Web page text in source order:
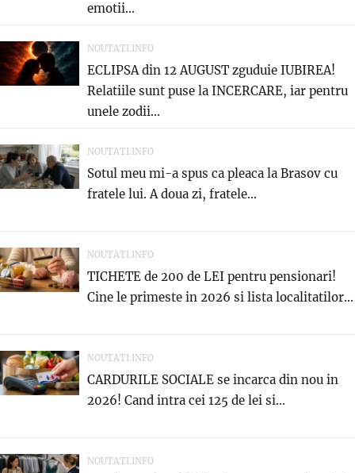
emotii...
NOUTATI.INFO
ECLIPSA din 12 AUGUST zguduie IUBIREA!
Relatiile sunt puse la INCERCARE, iar pentru
unele zodii...
NOUTATI.INFO
Sotul meu mi-a spus ca pleaca la Brasov cu
fratele lui. A doua zi, fratele...
NOUTATI.INFO
TICHETE de 200 de LEI pentru pensionari!
Cine le primeste in 2026 si lista localitatilor...
NOUTATI.INFO
CARDURILE SOCIALE se incarca din nou in
2026! Cand intra cei 125 de lei si...
NOUTATI.INFO